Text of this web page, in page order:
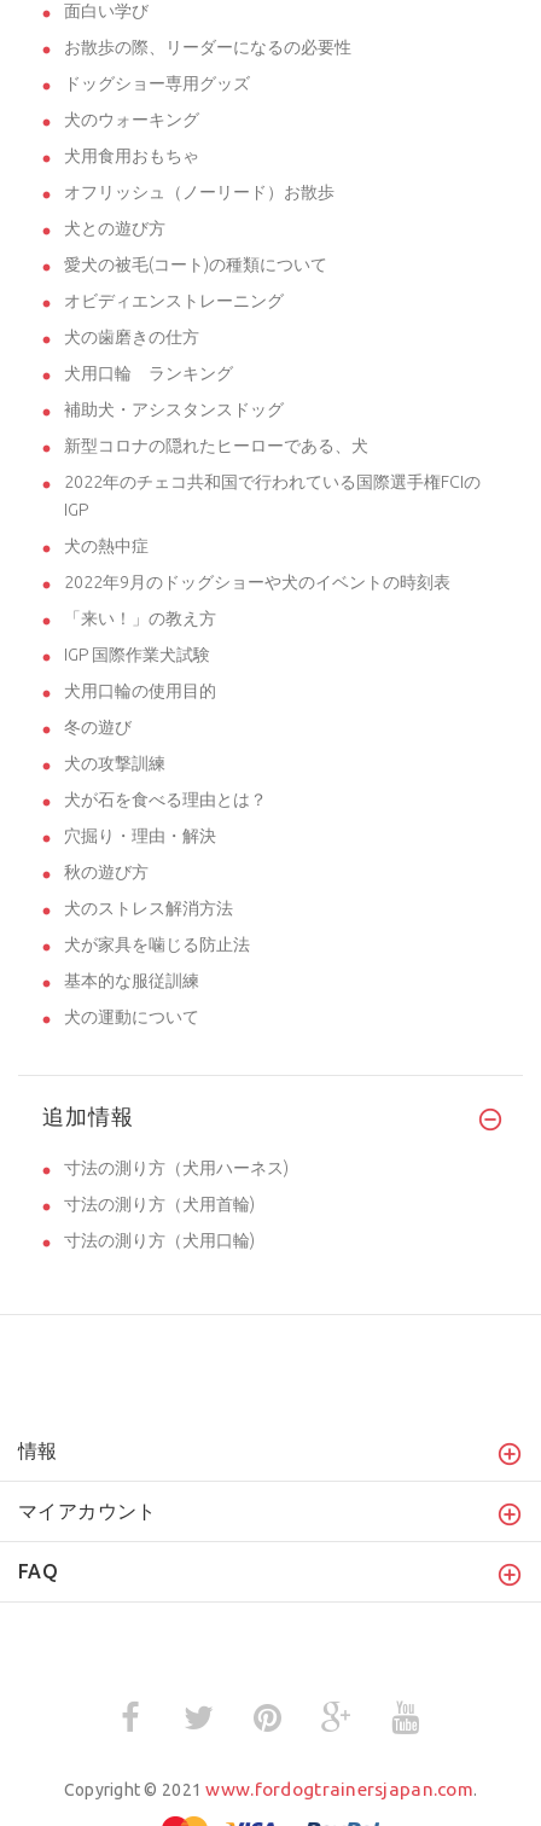
面白い学び
お散歩の際、リーダーになるの必要性
ドッグショー専用グッズ
犬のウォーキング
犬用食用おもちゃ
オフリッシュ（ノーリード）お散歩
犬との遊び方
愛犬の被毛(コート)の種類について
オビディエンストレーニング
犬の歯磨きの仕方
犬用口輪 ランキング
補助犬・アシスタンスドッグ
新型コロナの隠れたヒーローである、犬
2022年のチェコ共和国で行われている国際選手権FCIの
IGP
犬の熱中症
2022年9月のドッグショーや犬のイベントの時刻表
「来い！」の教え方
IGP 国際作業犬試験
犬用口輪の使用目的
冬の遊び
犬の攻撃訓練
犬が石を食べる理由とは？
穴掘り・理由・解決
秋の遊び方
犬のストレス解消方法
犬が家具を噛じる防止法
基本的な服従訓練
犬の運動について
追加情報
寸法の測り方（犬用ハーネス)
寸法の測り方（犬用首輪)
寸法の測り方（犬用口輪)
情報
マイアカウント
FAQ
Copyright © 2021www.fordogtrainersjapan.com.